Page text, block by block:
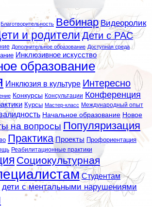
Благотворительность Вебинар Видеоролик
и родителиДети с РАС
Дополнительное образование Доступная среда
Инклюзивное искусство
образование
Инклюзия в культуре Интересно
Конкурсы Консультации Конференция
Курсы Мастер-класс Международный опыт
Начальное образование Новое
на вопросы Популяризация
Практика Проекты Профориентация
Реабилитационные практики
Социокультурная
Студентам
дети с ментальными нарушениями